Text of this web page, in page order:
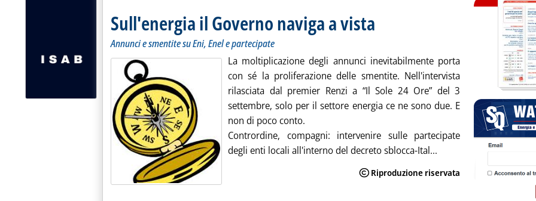
Sull'energia il Governo naviga a vista
Annunci e smentite su Eni, Enel e partecipate
La moltiplicazione degli annunci inevitabilmente porta
con sé la proliferazione delle smentite. Nell'intervista
rilasciata dal premier Renzi a “Il Sole 24 Ore” del 3
settembre, solo per il settore energia ce ne sono due. E
non di poco conto.
Contrordine, compagni: intervenire sulle partecipate
degli enti locali all'interno del decreto sblocca-Ital...